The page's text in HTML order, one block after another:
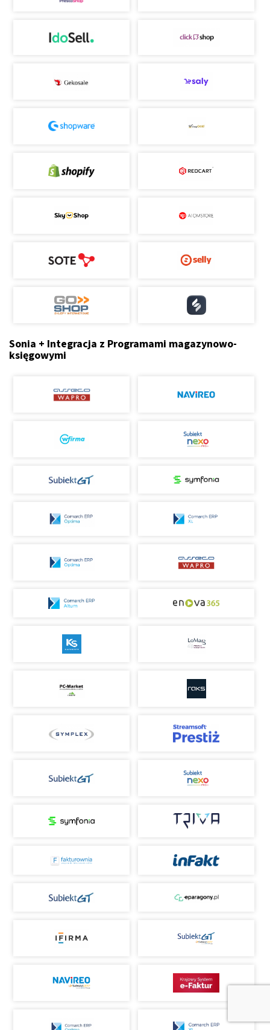
Sonia + Integracja z Programami magazynowo-
księgowymi